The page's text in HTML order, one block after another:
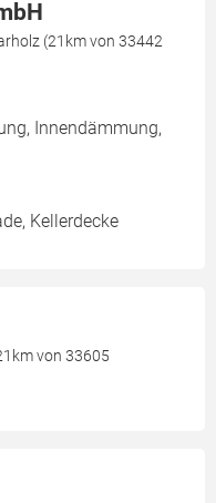
(21km von 33442
Innendämmung,
Kellerdecke
von 33605